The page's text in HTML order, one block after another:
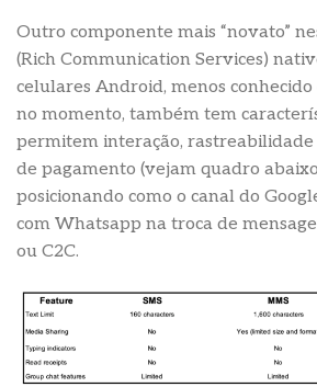
Outro componente mais “novato”
(Rich Communication Services)
celulares Android, menos conhecido
no momento, também tem
permitem interação, rastreabilidade
de pagamento (vejam quadro
posicionando como o canal do
com Whatsapp na troca de
ou C2C.